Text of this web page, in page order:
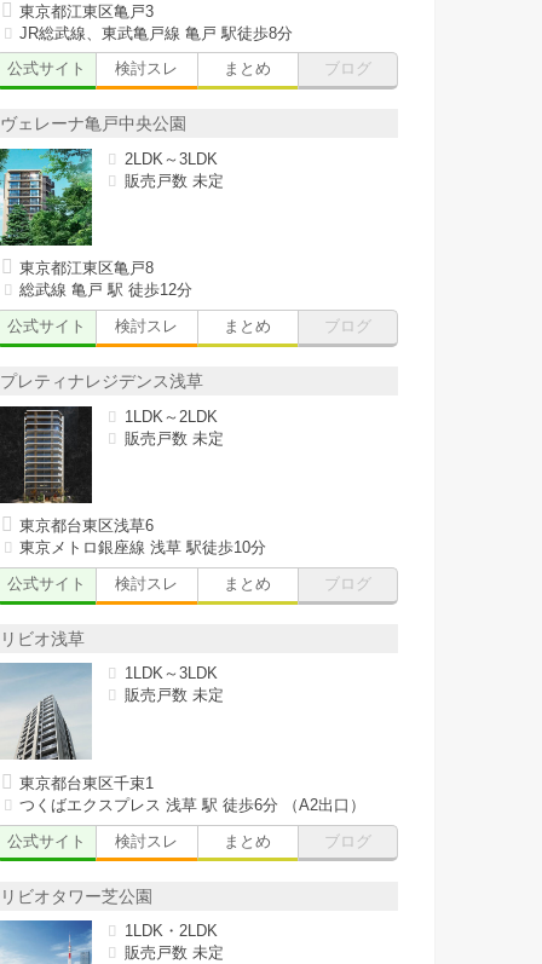
東京都江東区亀戸3
JR総武線、東武亀戸線 亀戸 駅徒歩8分
公式サイト
検討スレ まとめ ブログ
ヴェレーナ亀戸中央公園
2LDK～3LDK
販売戸数 未定
東京都江東区亀戸8
総武線 亀戸 駅 徒歩12分
公式サイト
検討スレ まとめ ブログ
プレティナレジデンス浅草
1LDK～2LDK
販売戸数 未定
東京都台東区浅草6
東京メトロ銀座線 浅草 駅徒歩10分
公式サイト
検討スレ まとめ ブログ
リビオ浅草
1LDK～3LDK
販売戸数 未定
東京都台東区千束1
つくばエクスプレス 浅草 駅 徒歩6分 （A2出口）
公式サイト
検討スレ まとめ ブログ
リビオタワー芝公園
1LDK・2LDK
販売戸数 未定